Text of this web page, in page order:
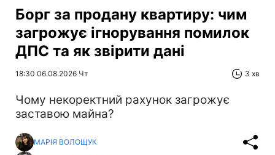
Борг за продану квартиру: чим
загрожує ігнорування помилок
ДПС та як звірити дані
18:30 06.08.2026 Чт 3 хв
Чому некоректний рахунок загрожує
заставою майна?
МАРІЯ ВОЛОЩУК